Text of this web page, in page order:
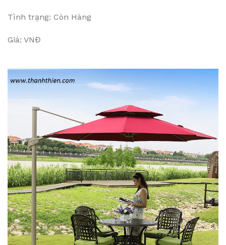
Tình trạng: Còn Hàng
Giá: VNĐ